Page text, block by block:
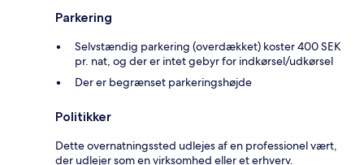
Parkering
Selvstændig parkering (overdækket) koster 400 SEK
pr. nat, og der er intet gebyr for indkørsel/udkørsel
Der er begrænset parkeringshøjde
Politikker
Dette overnatningssted udlejes af en professionel vært,
der udlejer som en virksomhed eller et erhverv.